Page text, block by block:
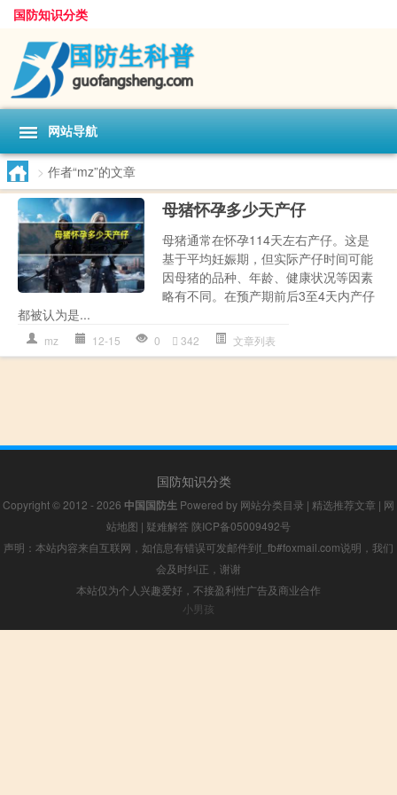
国防知识分类
网站导航
> 作者“mz”的文章
母猪怀孕多少天产仔
母猪通常在怀孕114天左右产仔。这是
基于平均妊娠期，但实际产仔时间可能
因母猪的品种、年龄、健康状况等因素
略有不同。在预产期前后3至4天内产仔
都被认为是...
mz 12-15 0 342 文章列表
国防知识分类
Copyright © 2012 - 2026 中国国防生 Powered by 网站分类目录 | 精选推荐文章 | 网
站地图 | 疑难解答 陕ICP备05009492号
声明：本站内容来自互联网，如信息有错误可发邮件到f_fb#foxmail.com说明，我们
会及时纠正，谢谢
本站仅为个人兴趣爱好，不接盈利性广告及商业合作
小男孩